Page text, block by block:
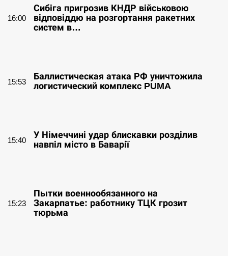
16:00
Сибіга пригрозив КНДР військовою
відповіддю на розгортання ракетних
систем в…
15:53
Баллистическая атака РФ уничтожила
логистический комплекс PUMA
15:40
У Німеччині удар блискавки розділив
навпіл місто в Баварії
15:23
Пытки военнообязанного на
Закарпатье: работнику ТЦК грозит
тюрьма